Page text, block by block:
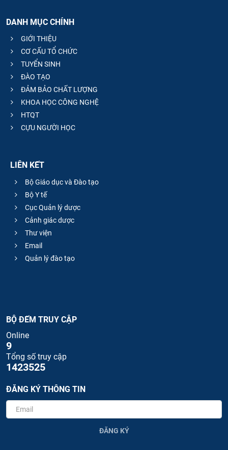
DANH MỤC CHÍNH
GIỚI THIỆU
CƠ CẤU TỔ CHỨC
TUYỂN SINH
ĐÀO TẠO
ĐẢM BẢO CHẤT LƯỢNG
KHOA HỌC CÔNG NGHỆ
HTQT
CỰU NGƯỜI HỌC
LIÊN KẾT
Bộ Giáo dục và Đào tạo
Bộ Y tế
Cục Quản lý dược
Cảnh giác dược
Thư viện
Email
Quản lý đào tạo
BỘ ĐẾM TRUY CẬP
Online
9
Tổng số truy cập
1423525
ĐĂNG KÝ THÔNG TIN
ĐĂNG KÝ